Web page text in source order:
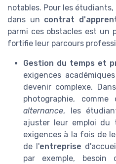
notables. Pour les
dans un contrat
parmi ces obstacles est un
fortifie leur parcours
Gestion du temps et
exigences
devenir complexe.
photographie,
alternance, les
ajuster leur emploi du
exigences à la fois de
de l'entreprise
par exemple, besoin